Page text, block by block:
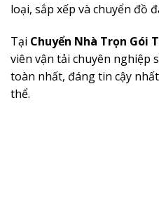
loại, sắp xếp và chuyển đồ
Tại Chuyển Nhà Trọn Gói
viên vận tải chuyên nghiệp
toàn nhất, đáng tin cậy
thể.